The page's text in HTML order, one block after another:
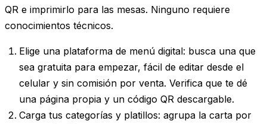
QR e imprimirlo para las mesas. Ninguno requiere
conocimientos técnicos.
Elige una plataforma de menú digital: busca una que
sea gratuita para empezar, fácil de editar desde el
celular y sin comisión por venta. Verifica que te dé
una página propia y un código QR descargable.
Carga tus categorías y platillos: agrupa la carta por